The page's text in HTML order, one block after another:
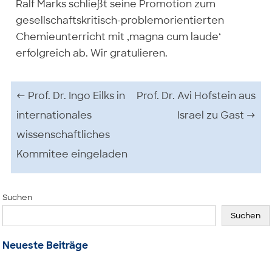
Ralf Marks schließt seine Promotion zum
gesellschaftskritisch-problemorientierten
Chemieunterricht mit ‚magna cum laude‘
erfolgreich ab. Wir gratulieren.
Beitrags-Navigation
← Prof. Dr. Ingo Eilks in
internationales
wissenschaftliches
Kommitee eingeladen
Prof. Dr. Avi Hofstein aus
Israel zu Gast →
Suchen
Suchen
Neueste Beiträge